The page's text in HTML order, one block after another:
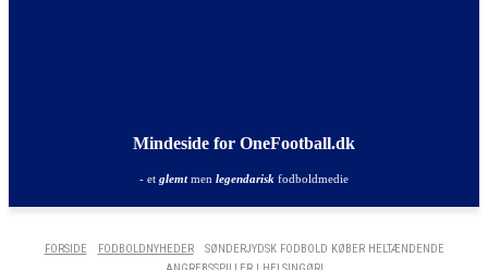
Mindeside for OneFootball.dk
- et glemtmen legendarisk fodboldmedie
FORSIDE FODBOLDNYHEDER
SØNDERJYDSK FODBOLD KØBER HELTÆNDENDE